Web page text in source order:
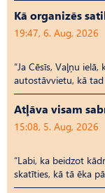
Kā organizēs
19:47, 6. Aug, 2026
“Ja Cēsīs, Vaļņu
autostāvvietu, kā
Atļāva visam
15:08, 5. Aug, 2026
“Labi, ka beidzot
skatīties, kā tā ēka